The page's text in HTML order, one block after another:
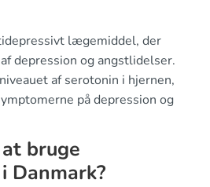
lægemiddel, der
depression og angstlidelser.
af serotonin i hjernen,
på depression og
bruge
Danmark?